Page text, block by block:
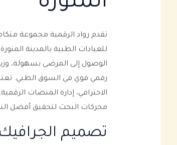
تقدم رواد الرقمية مجموعة
للعيادات الطبية بالمدينة
الوصول إلى المرضى بسهولة،
رقمي قوي في السوق الطبي.
الاحترافي، إدارة المنصات
محركات البحث لتحقيق أفضل
تصميم